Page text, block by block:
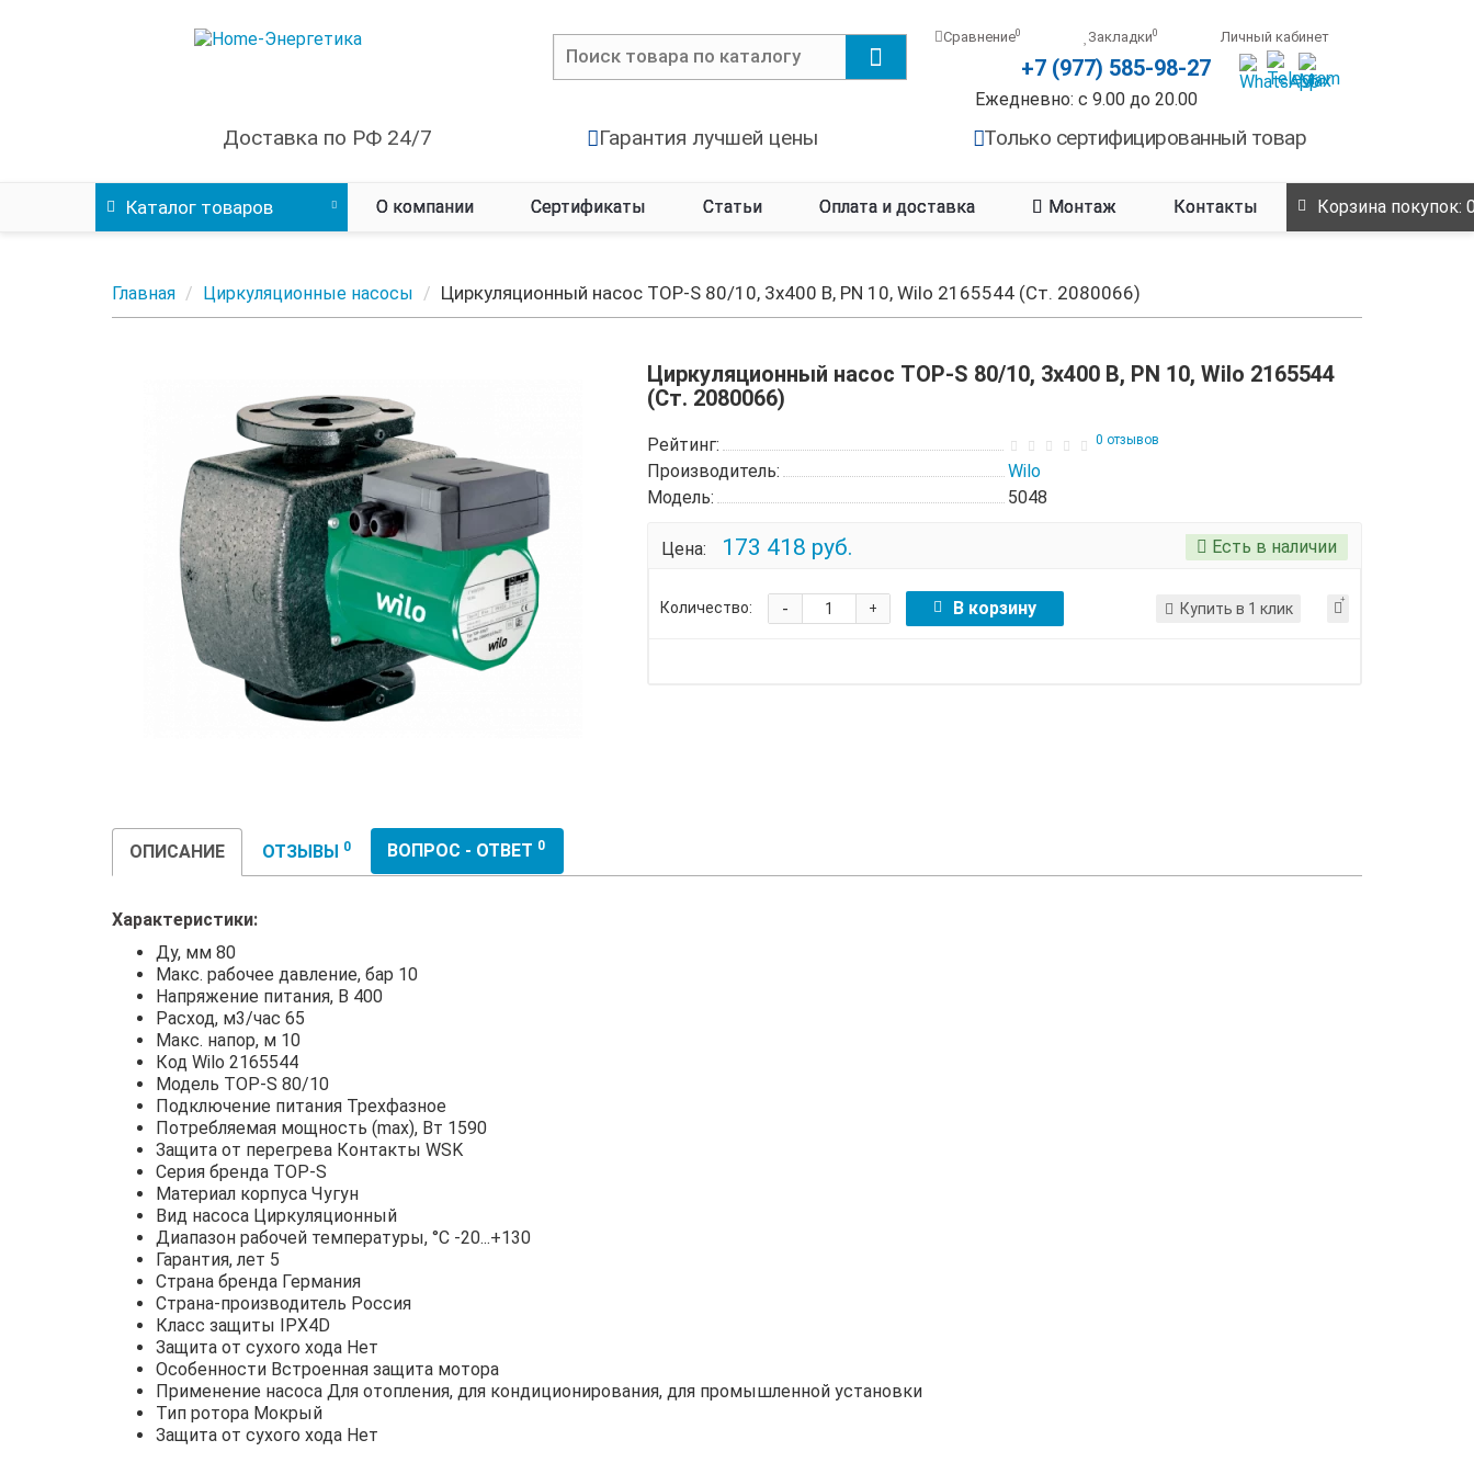
Сравнение0 Закладки0 Личный кабинет
+7 (977) 585-98-27
Ежедневно: с 9.00 до 20.00
Доставка по РФ 24/7 Гарантия лучшей цены Только сертифицированный товар
Каталог товаров О компании Сертификаты Статьи Оплата и доставка Монтаж Контакты Корзина покупок:
Главная Циркуляционные насосы Циркуляционный насос TOP-S 80/10, 3x400 B, PN 10, Wilo 2165544 (Ст. 2080066)
Циркуляционный насос TOP-S 80/10, 3x400 B, PN 10, Wilo 2165544
(Ст. 2080066)
Рейтинг: 0 отзывов
Производитель:
Wilo
Модель:
5048
Цена: 173 418 руб. Есть в наличии
Количество: +
- В корзину Купить в 1 клик
ОПИСАНИЕ ОТЗЫВЫ 0 ВОПРОС - ОТВЕТ 0
Характеристики:
Ду, мм 80
Макс. рабочее давление, бар 10
Напряжение питания, В 400
Расход, м3/час 65
Макс. напор, м 10
Код Wilo 2165544
Модель TOP-S 80/10
Подключение питания Трехфазное
Потребляемая мощность (max), Вт 1590
Защита от перегрева Контакты WSK
Серия бренда TOP-S
Материал корпуса Чугун
Вид насоса Циркуляционный
Диапазон рабочей температуры, °С -20...+130
Гарантия, лет 5
Страна бренда Германия
Страна-производитель Россия
Класс защиты IPX4D
Защита от сухого хода Нет
Особенности Встроенная защита мотора
Применение насоса Для отопления, для кондиционирования, для промышленной установки
Тип ротора Мокрый
Защита от сухого хода Нет